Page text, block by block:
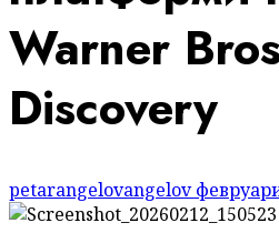
Warner
Discovery
petarangelovangelov